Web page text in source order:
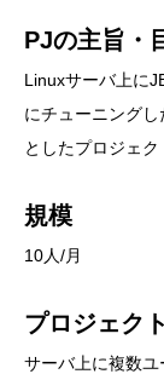
PJの主旨・
Linuxサーバ上に
にチューニング
としたプロジェク
規模
10人/月
プロジェク
サーバ上に複数